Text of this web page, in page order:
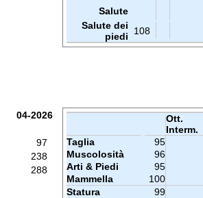
Salute
Salute dei
piedi
108
04-2026
97
238
288
Ott.
Interm.
Taglia
95
Muscolosità
96
Arti & Piedi
95
Mammella
100
Statura
99